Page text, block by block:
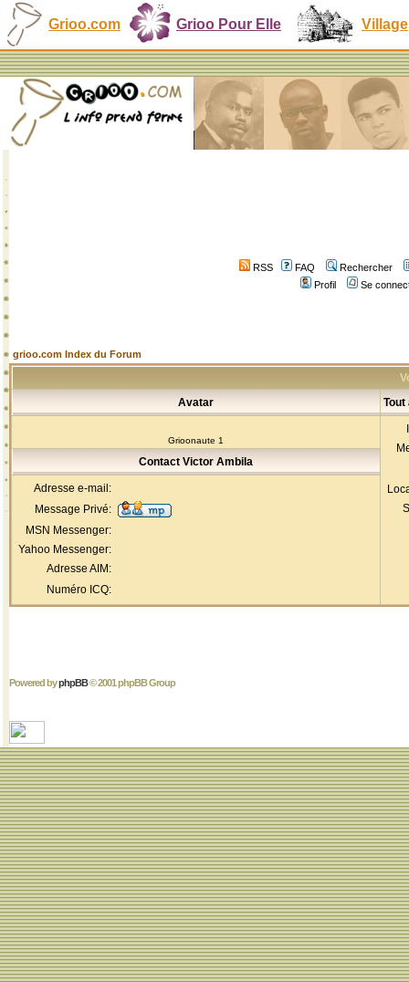
Grioo.com Grioo Pour Elle Village
RSS FAQ
Rechercher
Profil
Se
grioo.com Index du Forum
Avatar
Tout
Grioonaute 1
Contact Victor Ambila
Adresse e-mail:
Message Privé:
MSN Messenger:
Yahoo Messenger:
Adresse AIM:
Numéro ICQ:
Powered byphpBB© 2001 phpBB Group